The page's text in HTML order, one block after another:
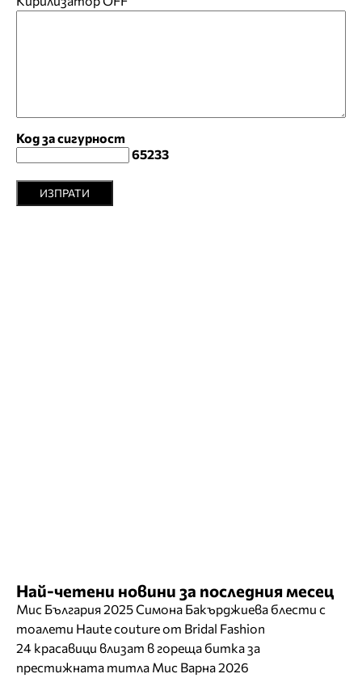
Код за сигурност
65233
ИЗПРАТИ
Най-четени новини за последния месец
Мис България 2025 Симона Бакърджиева блести с
тоалети Haute couture от Bridal Fashion
24 красавици влизат в гореща битка за
престижната титла Мис Варна 2026